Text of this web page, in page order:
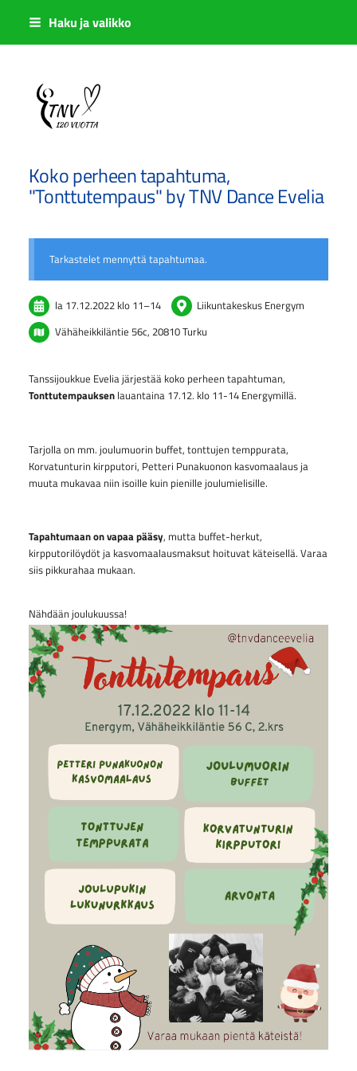
Siirry
sisältöön
Haku ja valikko
Sivuston etusivulle
Koko perheen tapahtuma,
"Tonttutempaus" by TNV Dance Evelia
Tarkastelet mennyttä tapahtumaa.
la 17.12.2022 klo 11–14
Liikuntakeskus Energym
Vähäheikkiläntie 56c, 20810 Turku
Tanssijoukkue Evelia järjestää koko perheen tapahtuman,
Tonttutempauksenlauantaina 17.12. klo 11-14 Energymillä.
Tarjolla on mm. joulumuorin buffet, tonttujen temppurata,
Korvatunturin kirpputori, Petteri Punakuonon kasvomaalaus ja
muuta mukavaa niin isoille kuin pienille joulumielisille.
Tapahtumaan on vapaa pääsy, mutta buffet-herkut,
kirpputorilöydöt ja kasvomaalausmaksut hoituvat käteisellä. Varaa
siis pikkurahaa mukaan.
Nähdään joulukuussa!